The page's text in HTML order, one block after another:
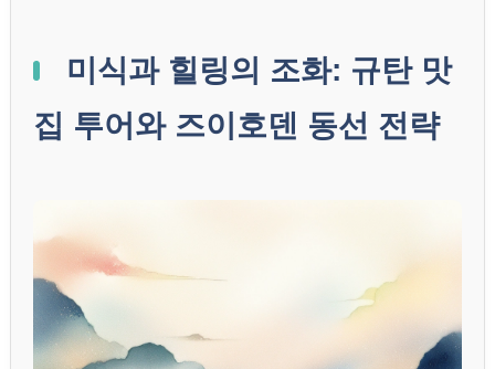
미식과 힐링의 조화: 규탄 맛
집 투어와 즈이호덴 동선 전략